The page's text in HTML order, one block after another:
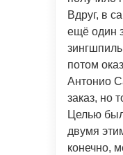
Вдруг, в
ещё один
потом
Антонио
заказ, но
Целью
двумя
конечно,